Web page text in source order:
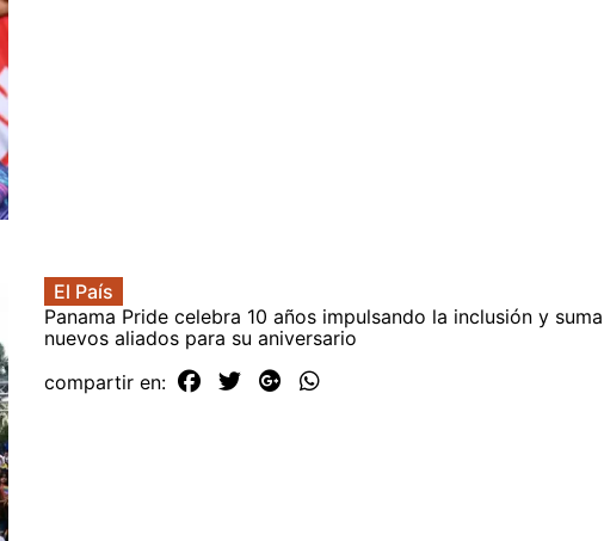
El País
Panama Pride celebra 10 años impulsando la inclusión y suma
nuevos aliados para su aniversario
compartir en: